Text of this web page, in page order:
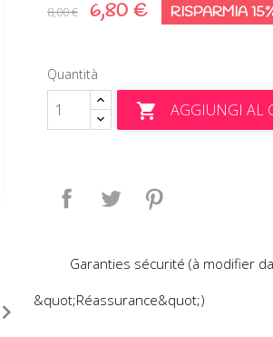
8,00 € 6,80 € RISPARMIA
Quantità
 AGGIUNGI AL
Condividi Twitta
Garanties sécurité (à modifier
&quot;Réassurance&quot;)